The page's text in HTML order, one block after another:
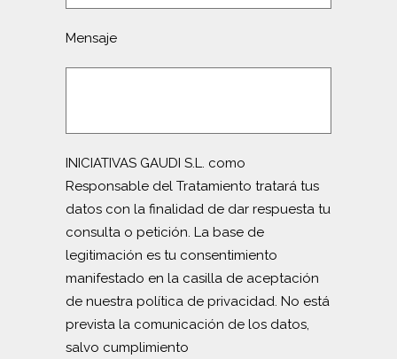
Mensaje
INICIATIVAS GAUDI S.L. como
Responsable del Tratamiento tratará tus
datos con la finalidad de dar respuesta tu
consulta o petición. La base de
legitimación es tu consentimiento
manifestado en la casilla de aceptación
de nuestra política de privacidad. No está
prevista la comunicación de los datos,
salvo cumplimiento